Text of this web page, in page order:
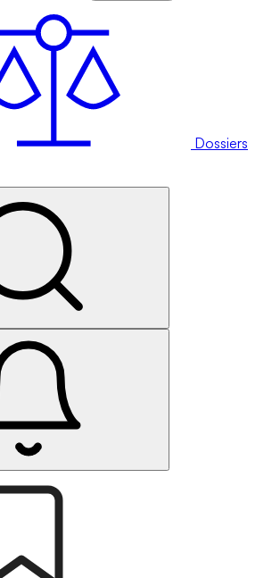
Dossiers